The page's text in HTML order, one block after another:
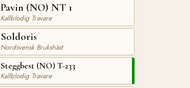
Pavin (NO) NT 1
Kallblodig Travare
Soldoris
Nordsvensk Brukshäst
Steggbest (NO) T-233
Kallblodig Travare